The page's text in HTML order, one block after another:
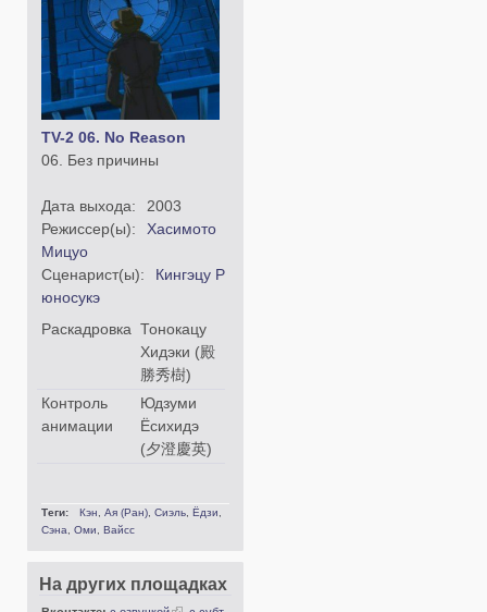
TV-2 06. No Reason
06. Без причины
Дата выхода:
2003
Режиссер(ы):
Хасимото
Мицуо
Сценарист(ы):
Кингэцу Р
юносукэ
Раскадровка Тонокацу
Хидэки (殿
勝秀樹)
Контроль
анимации
Юдзуми
Ёсихидэ
(夕澄慶英)
Теги: Кэн, Ая (Ран), Сиэль, Ёдзи,
Сэна, Оми, Вайсс
На других площадках